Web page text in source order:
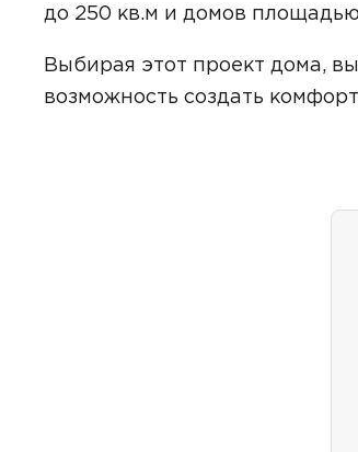
до 250 кв.м и домов
Выбирая этот проект дома,
возможность создать